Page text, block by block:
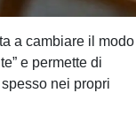
a cambiare il modo
e permette di
nei propri